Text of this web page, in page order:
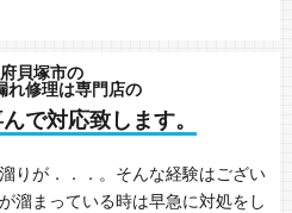
貝塚市の
れ修理は専門店の
で対応致します。
りが．．．。そんな経験はござい
溜まっている時は早急に対処をし